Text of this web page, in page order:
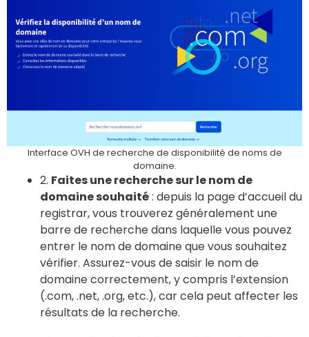
Interface OVH de recherche de disponibilité de noms de
domaine.
2. Faites une recherche sur le nom de
domaine souhaité: depuis la page d’accueil du
registrar, vous trouverez généralement une
barre de recherche dans laquelle vous pouvez
entrer le nom de domaine que vous souhaitez
vérifier. Assurez-vous de saisir le nom de
domaine correctement, y compris l’extension
(.com, .net, .org, etc.), car cela peut affecter les
résultats de la recherche.